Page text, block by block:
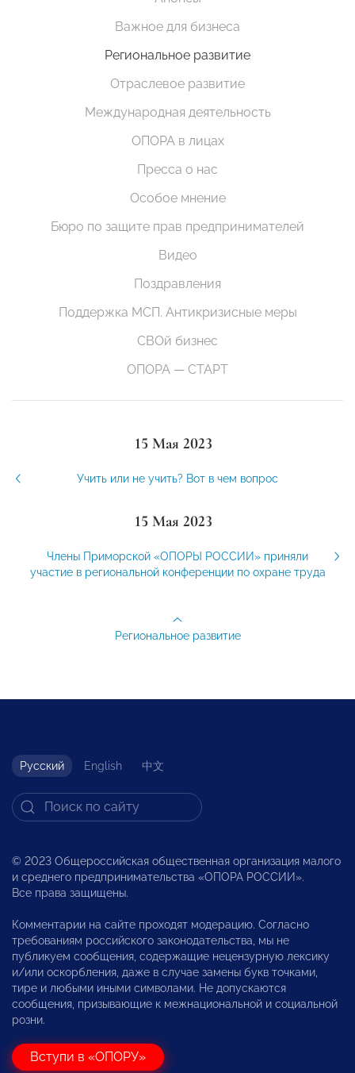
Важное для бизнеса
Региональное развитие
Отраслевое развитие
Международная деятельность
ОПОРА в лицах
Пресса о нас
Особое мнение
Бюро по защите прав предпринимателей
Видео
Поздравления
Поддержка МСП. Антикризисные меры
СВОй бизнес
ОПОРА — СТАРТ
15 Мая 2023
Учить или не учить? Вот в чем вопрос
15 Мая 2023
Члены Приморской «ОПОРЫ РОССИИ» приняли
участие в региональной конференции по охране труда
Региональное развитие
Русский English 中文
© 2023 Общероссийская общественная организация малого
и среднего предпринимательства «ОПОРА РОССИИ».
Все права защищены.
Комментарии на сайте проходят модерацию. Согласно
требованиям российского законодательства, мы не
публикуем сообщения, содержащие нецензурную лексику
и/или оскорбления, даже в случае замены букв точками,
тире и любыми иными символами. Не допускаются
сообщения, призывающие к межнациональной и социальной
розни.
Вступи в «ОПОРУ»